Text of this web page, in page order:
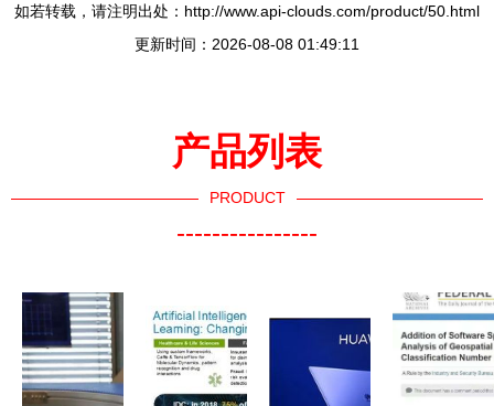
如若转载，请注明出处：http://www.api-clouds.com/product/50.html
更新时间：2026-08-08 01:49:11
产品列表
PRODUCT
----------------